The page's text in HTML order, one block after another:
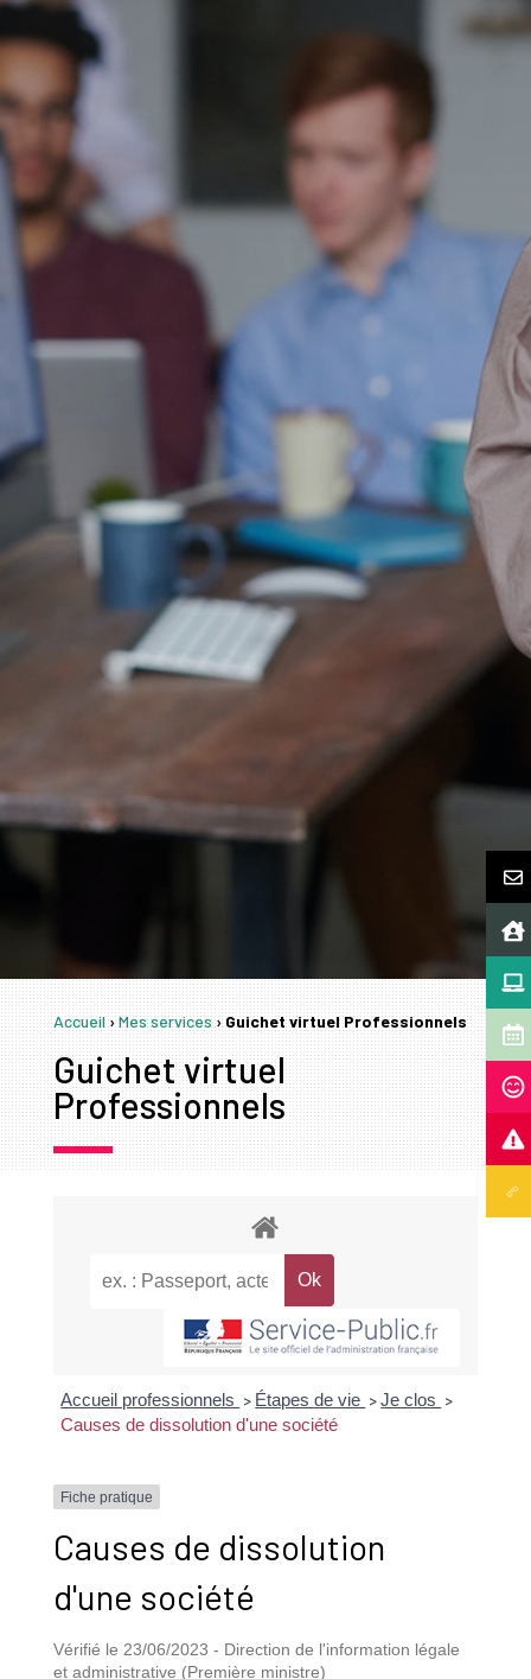
Accueil›Mes services›Guichet virtuel Professionnels
Guichet virtuel
Professionnels
Accueil professionnels > Étapes de vie > Je clos >
Causes de dissolution d'une société
Fiche pratique
Causes de dissolution
d'une société
Vérifié le 23/06/2023 - Direction de l'information légale
et administrative (Première ministre)